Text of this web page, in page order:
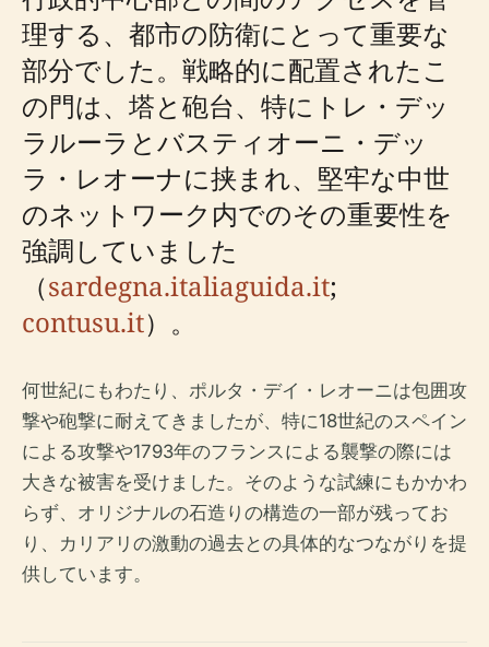
理する、都市の防衛にとって重要な
部分でした。戦略的に配置されたこ
の門は、塔と砲台、特にトレ・デッ
ラルーラとバスティオーニ・デッ
ラ・レオーナに挟まれ、堅牢な中世
のネットワーク内でのその重要性を
強調していました
（sardegna.italiaguida.it;
contusu.it）。
何世紀にもわたり、ポルタ・デイ・レオーニは包囲攻
撃や砲撃に耐えてきましたが、特に18世紀のスペイン
による攻撃や1793年のフランスによる襲撃の際には
大きな被害を受けました。そのような試練にもかかわ
らず、オリジナルの石造りの構造の一部が残ってお
り、カリアリの激動の過去との具体的なつながりを提
供しています。